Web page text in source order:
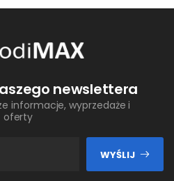
newslettera
informacje, wyprzedaże i
oferty
WYŚLIJ